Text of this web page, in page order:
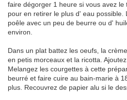
faire dégorger 1 heure si vous avez le
pour en retirer le plus d' eau possible.
poêle avec un peu de beurre ou d'
environ.
Dans un plat battez les oeufs, la
en petis morceaux et la ricotta.
Melangez les courgettes à cette
beurré et faire cuire au bain-marie à
plus. Recouvrez de papier alu si le